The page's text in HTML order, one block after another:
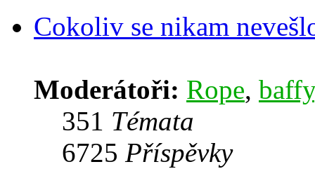
Cokoliv se nikam
Moderátoři: Rope, baffy
351 Témata
6725 Příspěvky